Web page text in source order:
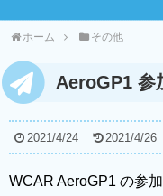
ホーム その他
AeroGP1 参
2021/4/24 2021/4/26
WCAR AeroGP1 の参